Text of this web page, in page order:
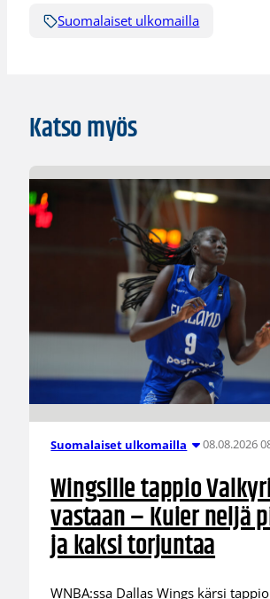
Suomalaiset ulkomailla
Katso myös
Suomalaiset ulkomailla 08.08.2026
Wingsille tappio
vastaan – Kuier neljä
ja kaksi torjuntaa
WNBA:ssa Dallas Wings kärsi